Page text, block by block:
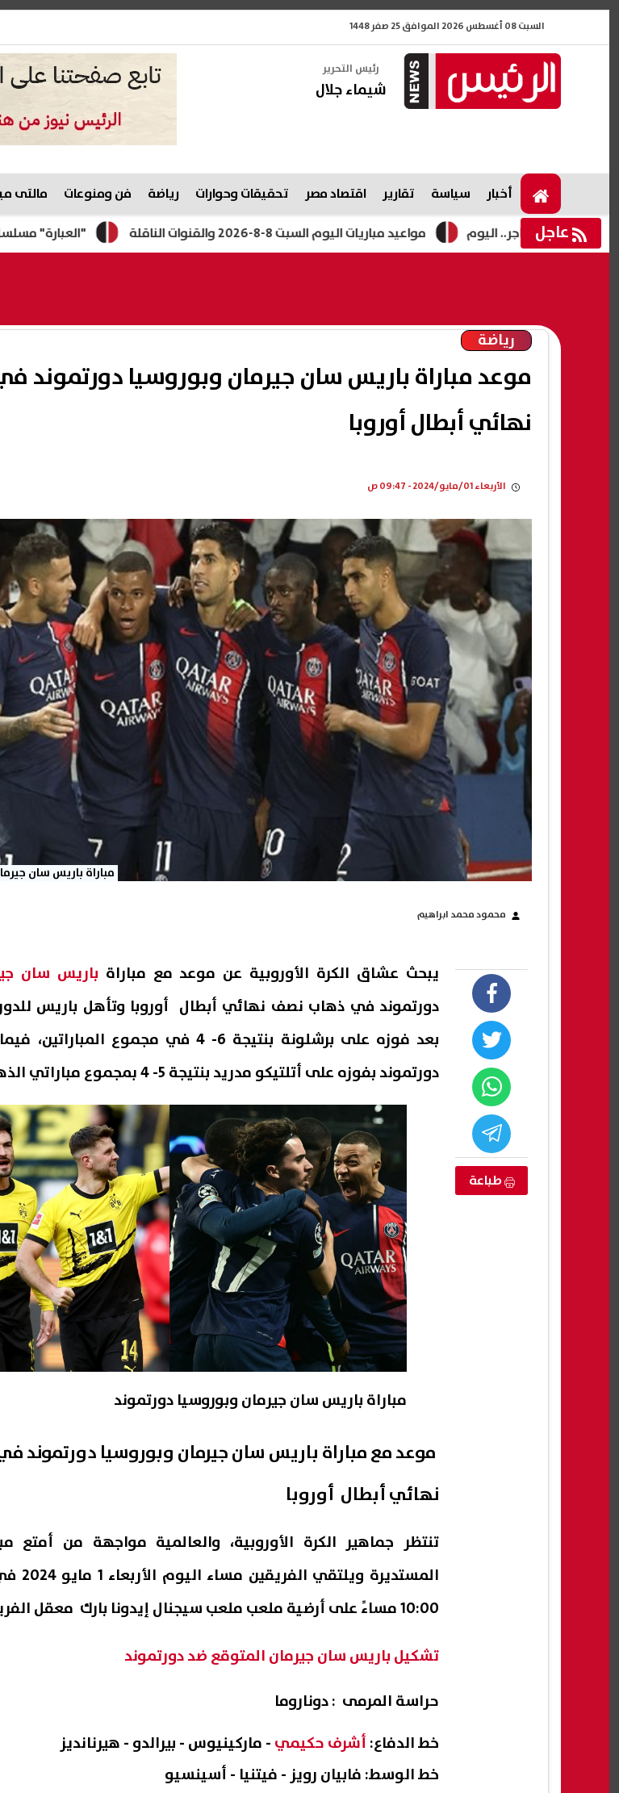
السبت 08 أغسطس 2026 الموافق 25 صفر 1448
رئيس التحرير
شيماء جلال
أخبار سياسة تقارير اقتصاد مصر تحقيقات وحوارات رياضة فن ومنوعات مالتى
عاجل "العبارة" مسلسل يتناول أوهام مواعيد مباريات اليوم السبت 8-8-2026 والقنوات الناقلة اليوم
رياضة
موعد مباراة باريس سان جيرمان وبوروسيا دورتموند
نهائي أبطال أوروبا
الأربعاء 01/مايو/2024 - 09:47 ص
مباراة باريس سان
محمود محمد ابراهيم
طباعة
يبحث عشاق الكرة الأوروبية عن موعد مع مباراة باريس سان
دورتموند في ذهاب نصف نهائي أبطال أوروبا وتأهل باريس
بعد فوزه على برشلونة بنتيجة 6- 4 في مجموع
دورتموند بفوزه على أتلتيكو مدريد بنتيجة 5- 4 بمجموع مباراتي الذهاب والإياب
مباراة باريس سان جيرمان وبوروسيا دورتموند
موعد مع مباراة باريس سان جيرمان وبوروسيا دورتموند
نهائي أبطال أوروبا
تنتظر جماهير الكرة الأوروبية، والعالمية مواجهة من أمتع
المستديرة ويلتقي الفريقين مساء اليوم الأربعاء 1 مايو 2024
10:00 مساءً على أرضية ملعب
ملعب سيجنال إيدونا بارك معقل
تشكيل باريس سان جيرمان المتوقع ضد دورتموند
حراسة المرمى : دوناروما
خط الدفاع:أشرف حكيمي- ماركينيوس - بيرالدو - هيرنانديز
خط الوسط: فابيان رويز - فيتنيا - أسينسيو
سعر الدولار تحت 50 جنيه.. الأخضر في
تراجع مستمر منذ الاسبوع الماضي
محمد رمضان ينقذ ابنته من حكم
الإعدام.. نكشف تفاصيل جديدة من
مسلسل “عشماوي” برمضان 2027
08 أغسطس, 2026 10:24 ص
الموعد
ورابط
08 أغسطس, 2026 10:24 ص